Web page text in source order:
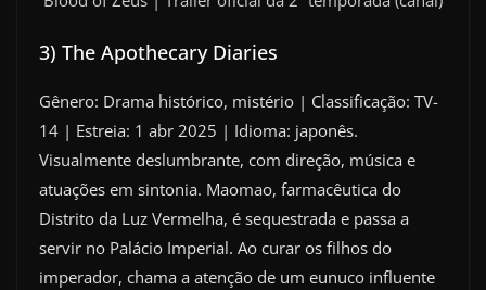
3) The Apothecary Diaries
Gênero: Drama histórico, mistério | Classificação: TV-
14 | Estreia: 1 abr 2025 | Idioma: japonês.
Visualmente deslumbrante, com direção, música e
atuações em sintonia. Maomao, farmacêutica do
Distrito da Luz Vermelha, é sequestrada e passa a
servir no Palácio Imperial. Ao curar os filhos do
imperador, chama a atenção de um eunuco influente